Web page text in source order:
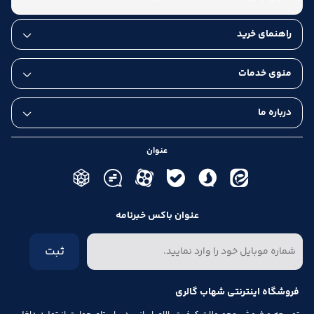
راهنمای خرید
منوی خدمات
درباره ما
عنوان
عنوان باکس خبرنامه
ثبت
فروشگاه اینترنتی شهاب گالری